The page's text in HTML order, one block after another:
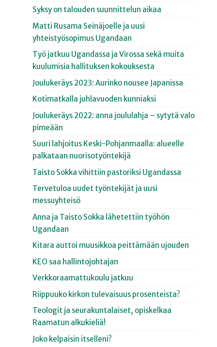
Syksy on talouden suunnittelun aikaa
Matti Rusama Seinäjoelle ja uusi
yhteistyösopimus Ugandaan
Työ jatkuu Ugandassa ja Virossa sekä muita
kuulumisia hallituksen kokouksesta
Joulukeräys 2023: Aurinko nousee Japanissa
Kotimatkalla juhlavuoden kunniaksi
Joulukeräys 2022: anna joululahja – sytytä valo
pimeään
Suuri lahjoitus Keski-Pohjanmaalla: alueelle
palkataan nuorisotyöntekijä
Taisto Sokka vihittiin pastoriksi Ugandassa
Tervetuloa uudet työntekijät ja uusi
messuyhteisö
Anna ja Taisto Sokka lähetettiin työhön
Ugandaan
Kitara auttoi muusikkoa peittämään ujouden
KEO saa hallintojohtajan
Verkkoraamattukoulu jatkuu
Riippuuko kirkon tulevaisuus prosenteista?
Teologit ja seurakuntalaiset, opiskelkaa
Raamatun alkukieliä!
Joko kelpaisin itselleni?